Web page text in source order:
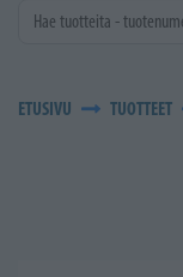
ETUSIVU TUOTTEET